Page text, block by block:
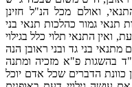
ואולם מכל הנ"ל חזינן
תנאי גמור כהלכות תנאי בני
ואין התנאי תלוי כלל בגילוי
בני גד ובני ראובן הנה
בהשגות פ"א מזכיה ומתנה
כוונת הדברים שכל אדם יוכל